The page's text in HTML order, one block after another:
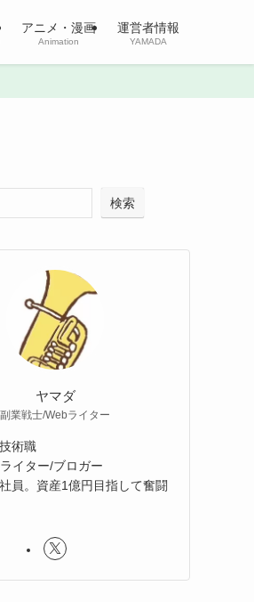
アニメ・漫画
Animation
運営者情報
YAMADA
検索
ヤマダ
副業戦士/Webライター
術職
イター/ブロガー
員。資産1億円目指して奮闘